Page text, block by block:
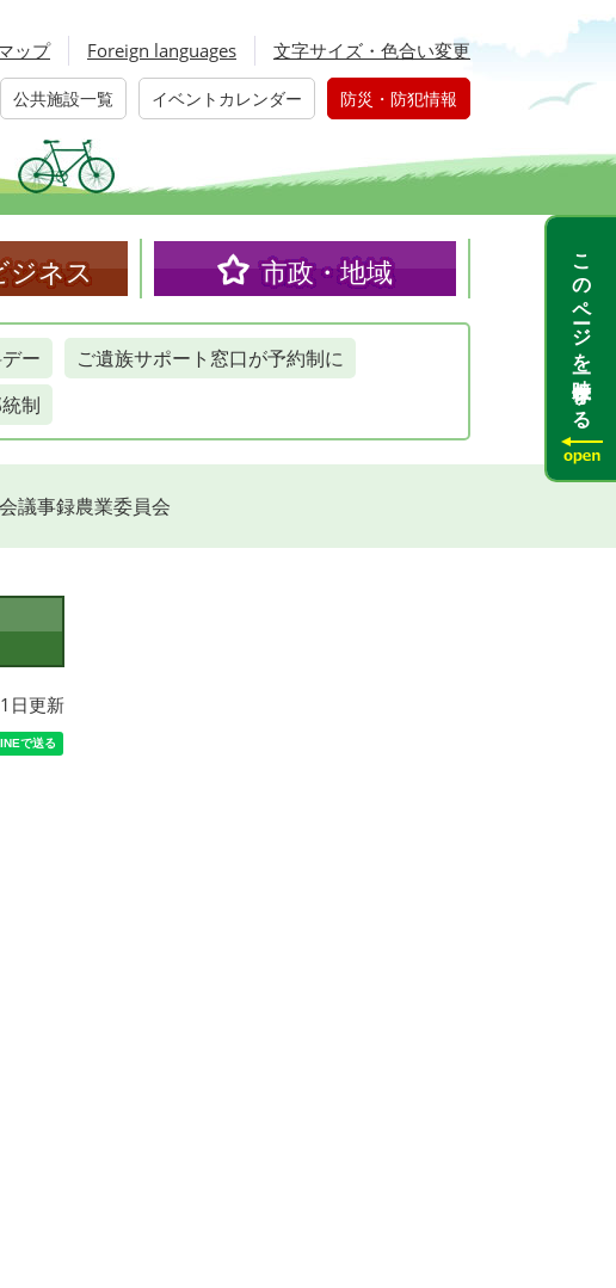
ップ Foreign languages 文字サイズ・色合い変更
公共施設一覧 イベントカレンダー 防災・防犯情報
ジネス 市政・地域
ー
ご遺族サポート窓口が予約制に
制
議事録農業委員会
日更新
このページを一時保存する